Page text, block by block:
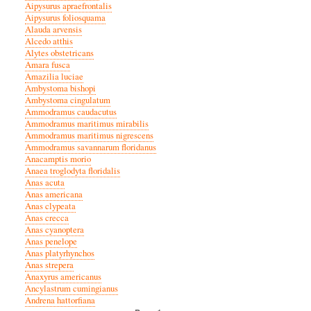
Aipysurus apraefrontalis
Aipysurus foliosquama
Alauda arvensis
Alcedo atthis
Alytes obstetricans
Amara fusca
Amazilia luciae
Ambystoma bishopi
Ambystoma cingulatum
Ammodramus caudacutus
Ammodramus maritimus mirabilis
Ammodramus maritimus nigrescens
Ammodramus savannarum floridanus
Anacamptis morio
Anaea troglodyta floridalis
Anas acuta
Anas americana
Anas clypeata
Anas crecca
Anas cyanoptera
Anas penelope
Anas platyrhynchos
Anas strepera
Anaxyrus americanus
Ancylastrum cumingianus
Andrena hattorfiana